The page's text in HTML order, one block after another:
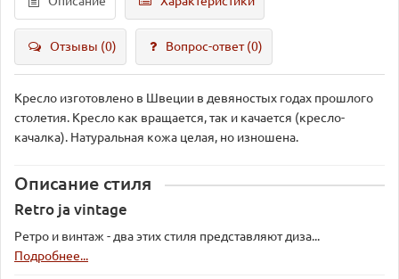
Отзывы (0) Вопрос-ответ(0)
Кресло изготовлено в Швеции в девяностых годах прошлого
столетия. Кресло как вращается, так и качается (кресло-
качалка). Натуральная кожа целая, но изношена.
Описание стиля
Retro ja vintage
Ретро и винтаж - два этих стиля представляют диза...
Подробнее...